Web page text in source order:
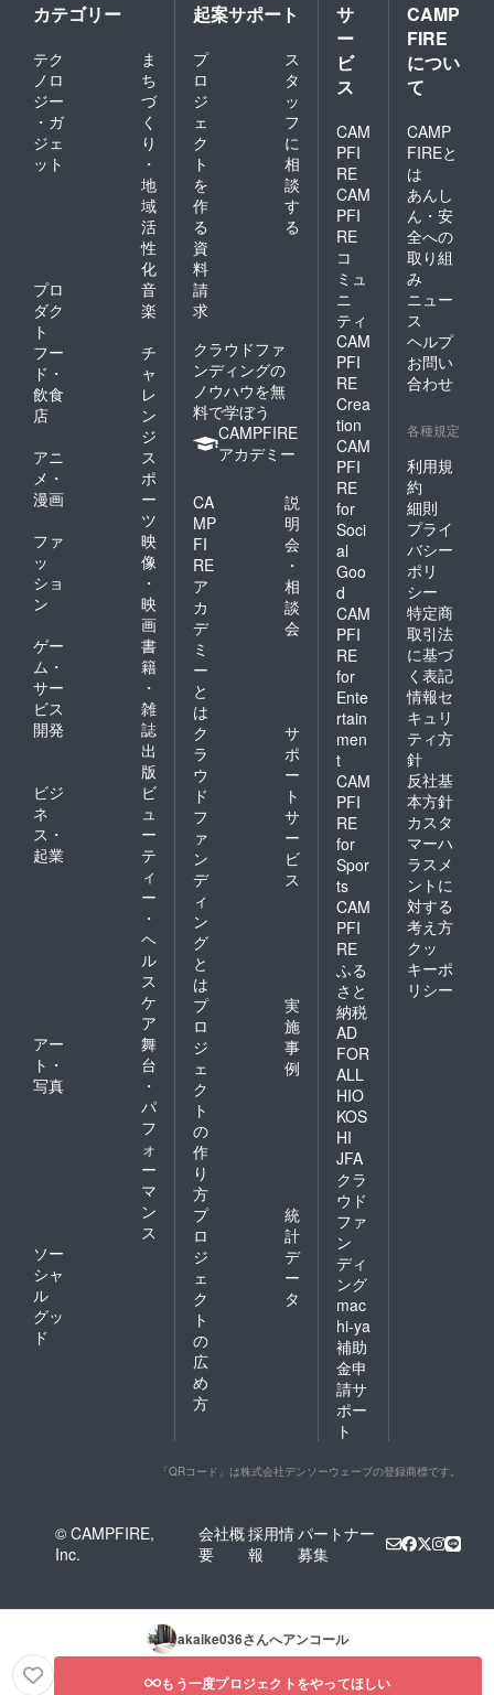
カテゴリー
テク
ノロ
ジー
・ガ
ジェ
ット
ま
ち
づ
く
り
・
地
域
活
性
化
プロ
ダク
ト
音
楽
フー
ド・
飲食
店
チ
ャ
レ
ン
ジ
アニ
メ・
漫画
ス
ポ
ー
ツ
ファ
ッ
ショ
ン
映
像
・
映
画
ゲー
ム・
サー
ビス
開発
書
籍
・
雑
誌
出
版
ビジ
ネ
ス・
起業
ビ
ュ
ー
テ
ィ
ー
・
ヘ
ル
ス
ケ
ア
アー
ト・
写真
舞
台
・
パ
フ
ォ
ー
マ
ン
ス
ソー
シャ
ル
グッ
ド
起案サポート
プ
ロ
ジ
ェ
ク
ト
を
作
る
ス
タ
ッ
フ
に
相
談
す
る
資
料
請
求
クラウドファ
ンディングの
ノウハウを無
料で学ぼう
CAMPFIRE
アカデミー
CA
MP
FI
RE
ア
カ
デ
ミ
ー
と
は
説
明
会
・
相
談
会
ク
ラ
ウ
ド
フ
ァ
ン
デ
ィ
ン
グ
と
は
サ
ポ
ー
ト
サ
ー
ビ
ス
プ
ロ
ジ
ェ
ク
ト
の
作
り
方
実
施
事
例
プ
ロ
ジ
ェ
ク
ト
の
広
め
方
統
計
デ
ー
タ
サ
ー
ビ
ス
CAM
PFI
RE
CAM
PFI
RE
コ
ミュ
ニ
ティ
CAM
PFI
RE
Crea
tion
CAM
PFI
RE
for
Soci
al
Goo
d
CAM
PFI
RE
for
Ente
rtain
men
t
CAM
PFI
RE
for
Spor
ts
CAM
PFI
RE
ふる
さと
納税
AD
FOR
ALL
HIO
KOS
HI
JFA
クラ
ウド
ファ
ン
ディ
ング
mac
hi-ya
補助
金申
請サ
ポー
ト
CAMP
FIRE
につい
て
CAMP
FIREと
は
あんし
ん・安
全への
取り組
み
ニュー
ス
ヘルプ
お問い
合わせ
各種規定
利用規
約
細則
プライ
バシー
ポリ
シー
特定商
取引法
に基づ
く表記
情報セ
キュリ
ティ方
針
反社基
本方針
カスタ
マーハ
ラスメ
ントに
対する
考え方
クッ
キーポ
リシー
「QRコード」は株式会社デンソーウェーブの登録商標です。
© CAMPFIRE,
Inc.
会社概
要
採用情
報
パートナー
募集
akaike036さんへアンコール
もう一度プロジェクトをやってほしい